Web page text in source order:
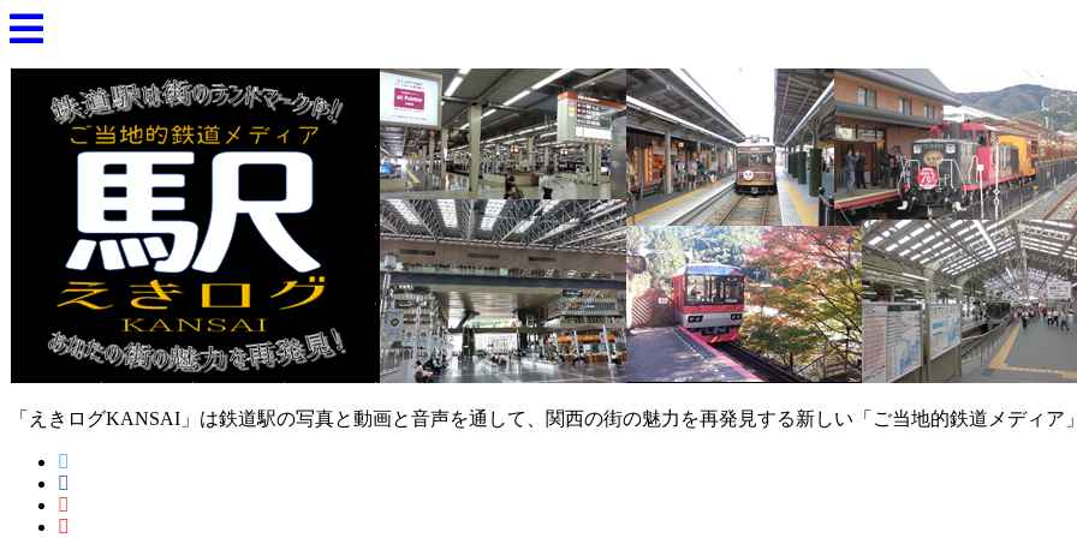
「えきログKANSAI」は鉄道駅の写真と動画と音声を通して、関西の街の魅力を再発見する新しい「ご当地的鉄道メディア